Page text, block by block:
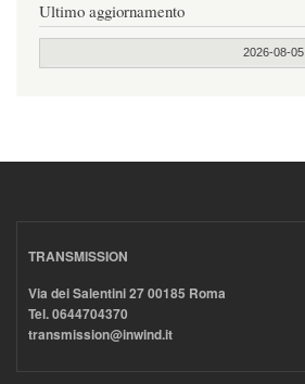
Ultimo aggiornamento
2026-08-05
TRANSMISSION
Via dei Salentini 27 00185 Roma
Tel. 0644704370
transmission@inwind.it